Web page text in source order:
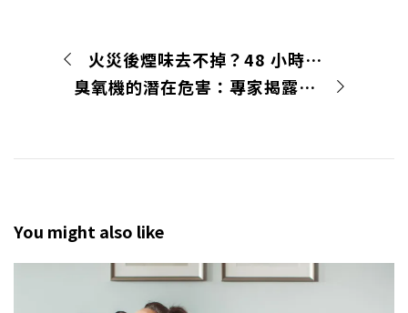
火災後煙味去不掉？48 小時清除煙燻、焦味與火場致癌殘留
臭氧機的潛在危害：專家揭露臭氧使用的3個隱憂
You might also like